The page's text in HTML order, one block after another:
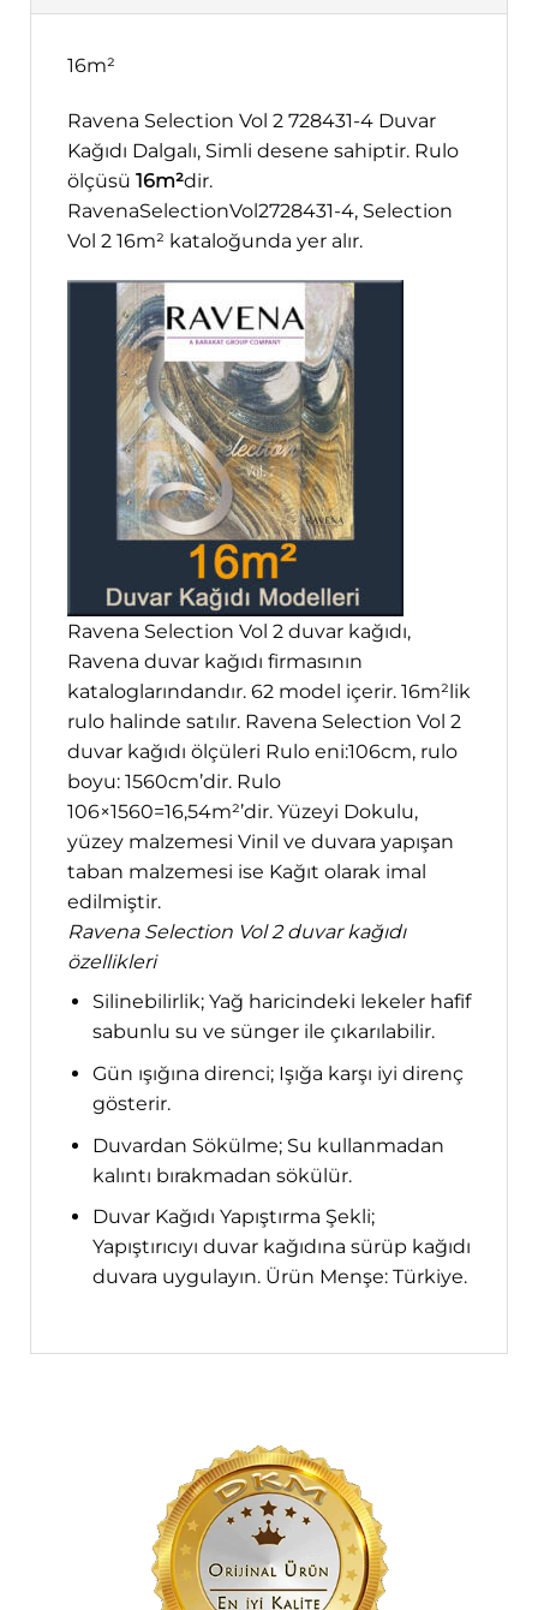
16m²
Ravena Selection Vol 2 728431-4 Duvar
Kağıdı Dalgalı, Simli desene sahiptir. Rulo
ölçüsü 16m²dir.
RavenaSelectionVol2728431-4, Selection
Vol 2 16m² kataloğunda yer alır.
Ravena Selection Vol 2 duvar kağıdı,
Ravena duvar kağıdı firmasının
kataloglarındandır. 62 model içerir. 16m²lik
rulo halinde satılır. Ravena Selection Vol 2
duvar kağıdı ölçüleri Rulo eni:106cm, rulo
boyu: 1560cm’dir. Rulo
106×1560=16,54m²’dir. Yüzeyi Dokulu,
yüzey malzemesi Vinil ve duvara yapışan
taban malzemesi ise Kağıt olarak imal
edilmiştir.
Ravena Selection Vol 2 duvar kağıdı
özellikleri
Silinebilirlik; Yağ haricindeki lekeler hafif
sabunlu su ve sünger ile çıkarılabilir.
Gün ışığına direnci; Işığa karşı iyi direnç
gösterir.
Duvardan Sökülme; Su kullanmadan
kalıntı bırakmadan sökülür.
Duvar Kağıdı Yapıştırma Şekli;
Yapıştırıcıyı duvar kağıdına sürüp kağıdı
duvara uygulayın. Ürün Menşe: Türkiye.